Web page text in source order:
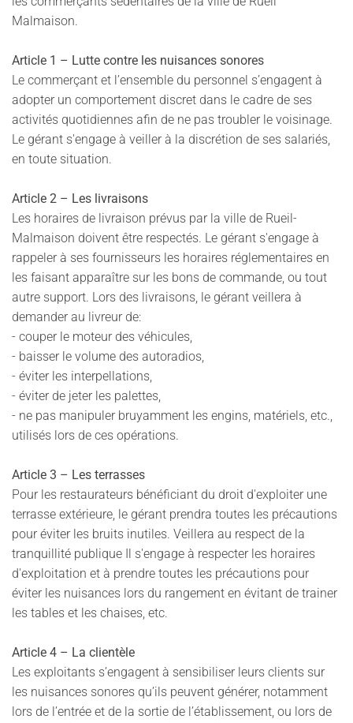
Malmaison.
Article 1 – Lutte contre les nuisances sonores
Le commerçant et l’ensemble du personnel s’engagent à
adopter un comportement discret dans le cadre de ses
activités quotidiennes afin de ne pas troubler le voisinage.
Le gérant s'engage à veiller à la discrétion de ses salariés,
en toute situation.
Article 2 – Les livraisons
Les horaires de livraison prévus par la ville de Rueil-
Malmaison doivent être respectés. Le gérant s'engage à
rappeler à ses fournisseurs les horaires réglementaires en
les faisant apparaître sur les bons de commande, ou tout
autre support. Lors des livraisons, le gérant veillera à
demander au livreur de:
- couper le moteur des véhicules,
- baisser le volume des autoradios,
- éviter les interpellations,
- éviter de jeter les palettes,
- ne pas manipuler bruyamment les engins, matériels, etc.,
utilisés lors de ces opérations.
Article 3 – Les terrasses
Pour les restaurateurs bénéficiant du droit d'exploiter une
terrasse extérieure, le gérant prendra toutes les précautions
pour éviter les bruits inutiles. Veillera au respect de la
tranquillité publique Il s'engage à respecter les horaires
d'exploitation et à prendre toutes les précautions pour
éviter les nuisances lors du rangement en évitant de trainer
les tables et les chaises, etc.
Article 4 – La clientèle
Les exploitants s’engagent à sensibiliser leurs clients sur
les nuisances sonores qu’ils peuvent générer, notamment
lors de l’entrée et de la sortie de l’établissement, ou lors de